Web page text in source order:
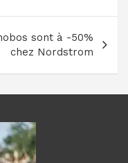
sont à -50%
chez Nordstrom